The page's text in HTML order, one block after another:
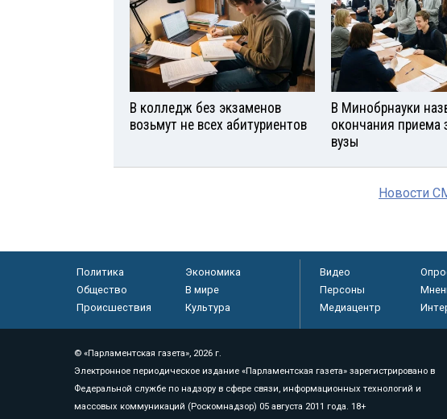
В колледж без экзаменов
возьмут не всех абитуриентов
В Минобрнауки
окончания приема
вузы
Новости
Политика
Экономика
Общество
В мире
Происшествия
Культура
Видео
Персоны
Медиацентр
© «Парламентская газета», 2026 г.
Электронное периодическое издание «Парламентская газета» зарегистрировано в
Федеральной службе по надзору в сфере связи, информационных технологий и
массовых коммуникаций (Роскомнадзор) 05 августа 2011 года. 18+